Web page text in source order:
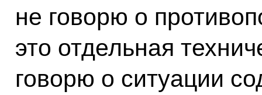
не говорю о
это отдельная
говорю о ситуации